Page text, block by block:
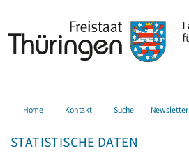
Home Kontakt Suche Newsletter
STATISTISCHE DATEN